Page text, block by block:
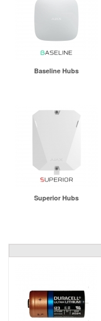
Baseline Hubs
Superior Hubs